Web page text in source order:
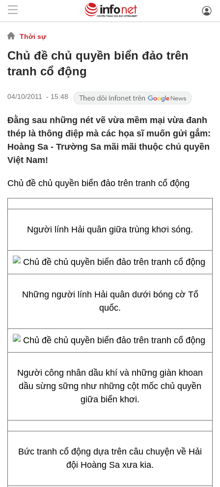
Thời sự
Chủ đề chủ quyền biển đảo trên
tranh cổ động
04/10/2011 - 15:48
Đằng sau những nét vẽ vừa mềm mại vừa đanh
thép là thông điệp mà các họa sĩ muốn gửi gắm:
Hoàng Sa - Trường Sa mãi mãi thuộc chủ quyền
Việt Nam!
Chủ đề chủ quyền biển đảo trên tranh cổ động
Người lính Hải quân giữa trùng khơi sóng.
Những người lính Hải quân dưới bóng cờ Tổ
quốc.
Người công nhân dầu khí và những giàn khoan
dầu sừng sững như những cột mốc chủ quyền
giữa biển khơi.
Bức tranh cổ động dựa trên câu chuyện về Hải
đội Hoàng Sa xưa kia.